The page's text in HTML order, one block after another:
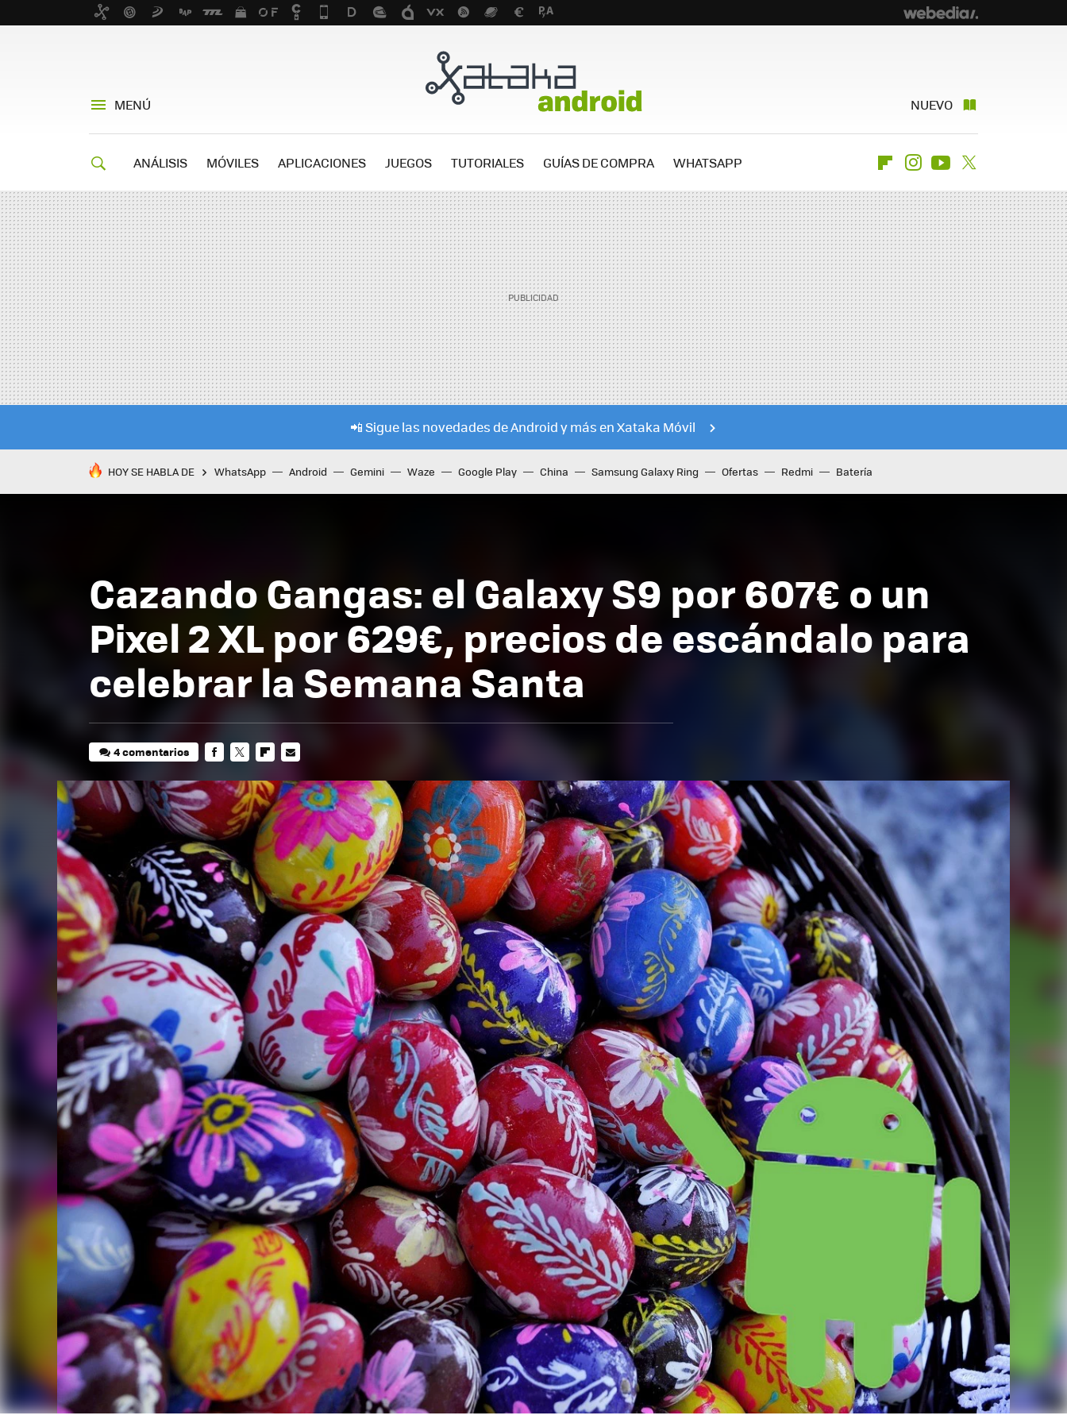
MENÚ NUEVO
ANÁLISIS MÓVILES APLICACIONES JUEGOS TUTORIALES GUÍAS DE COMPRA WHATSAPP FlipboardInstagramYoutube
📲 Sigue las novedades de Android y más en Xataka Móvil
HOY SE HABLA DE WhatsApp Android Gemini Waze Google Play China Samsung Galaxy Ring Ofertas Redmi Batería
Cazando Gangas: el Galaxy S9 por 607€ o un
Pixel 2 XL por 629€, precios de escándalo para
celebrar la Semana Santa
4 comentarios
MAIL